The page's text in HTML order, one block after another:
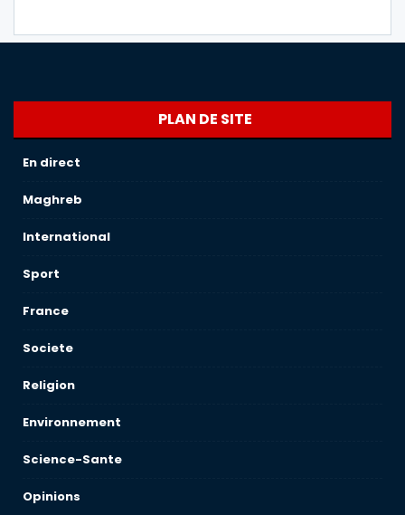
PLAN DE SITE
En direct
Maghreb
International
Sport
France
Societe
Religion
Environnement
Science-Sante
Opinions